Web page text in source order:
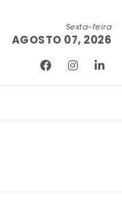
Sexta-feira
AGOSTO 07, 2026